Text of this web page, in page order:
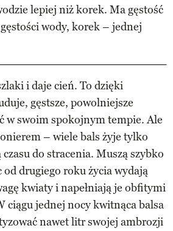
lepiej niż korek. Ma gęstość
wody, korek – jednej
i daje cień. To dzięki
gęstsze, powolniejsze
w swoim spokojnym tempie. Ale
– wiele bals żyje tylko
do stracenia. Muszą szybko
od drugiego roku życia wydają
kwiaty i napełniają je obfitymi
ciągu jednej nocy kwitnąca balsa
nawet litr swojej ambrozji